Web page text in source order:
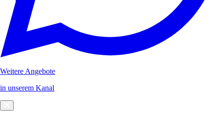
Weitere Angebote
in unserem Kanal